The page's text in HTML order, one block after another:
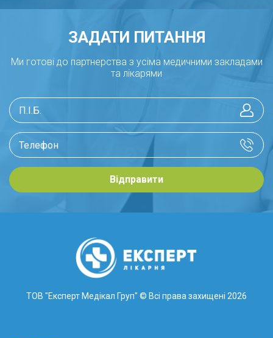
ЗАДАТИ ПИТАННЯ
Ми готові до партнерства з усіма медичними закладами
та лікарями
Відправити
ТОВ "Експерт Медікал Груп" © Всі права захищені 2026